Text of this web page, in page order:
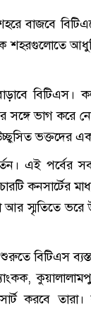
শহরগুলোতে
বিটিএস।
সঙ্গে ভাগ করে
ভক্তদের
এই
কনসার্টের
আর স্মৃতিতে
বিটিএস ব্যস্ত
করবে